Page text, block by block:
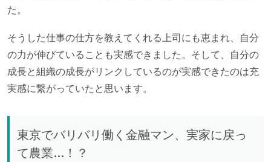
た。
そうした仕事の仕方を教えてくれる上司にも恵まれ、自分
の力が伸びていることも実感できました。そして、自分の
成長と組織の成長がリンクしているのが実感できたのは充
実感に繋がっていたと思います。
東京でバリバリ働く金融マン、実家に戻っ
て農業…！？